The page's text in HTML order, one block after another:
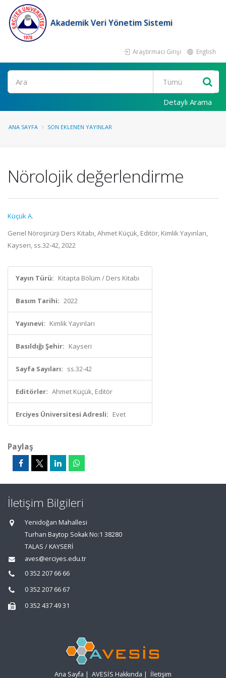
Akademik Veri Yönetim Sistemi
Araştırmacı Girişi English
Ara
Detaylı Arama
ANA SAYFA SON EKLENEN YAYINLAR
Nörolojik değerlendirme
Küçük A.
Genel Nöroşirürji Ders Kitabı, Ahmet Küçük, Editör, Kimlik Yayınları,
Kayseri, ss.32-42, 2022
Yayın Türü: Kitapta Bölüm / Ders Kitabı
Basım Tarihi: 2022
Yayınevi: Kimlik Yayınları
Basıldığı Şehir: Kayseri
Sayfa Sayıları: ss.32-42
Editörler: Ahmet Küçük, Editör
Erciyes Üniversitesi Adresli: Evet
Paylaş
İletişim Bilgileri
Yenidoğan Mahallesi
Turhan Baytop Sokak No:1 38280
TALAS / KAYSERİ
aves@erciyes.edu.tr
0 352 207 66 66
0 352 207 66 67
0 352 437 49 31
Ana Sayfa | AVESİS Hakkında | İletişim